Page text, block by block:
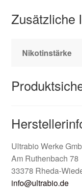
Zusätzliche
Nikotinstärke
Ultrabio Werke
Am Ruthenbach 78
33378 Rheda-
info@ultrabio.de